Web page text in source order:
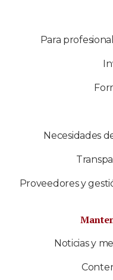
Para
Necesidades
Proveedores y
Noticias y